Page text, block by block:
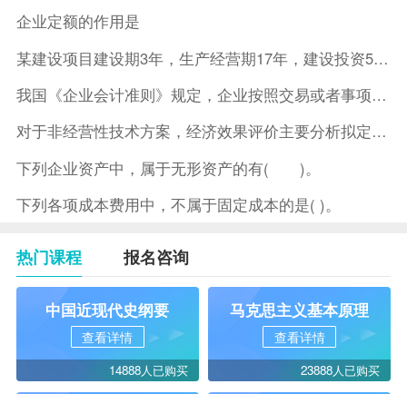
企业定额的作用是
某建设项目建设期3年，生产经营期17年，建设投资5500万元
我国《企业会计准则》规定，企业按照交易或者事项的经济特征确定
对于非经营性技术方案，经济效果评价主要分析拟定方案的( )。
下列企业资产中，属于无形资产的有( )。
下列各项成本费用中，不属于固定成本的是( )。
热门课程 报名咨询
中国近现代史纲要
查看详情
14888人已购买
马克思主义基本原理
查看详情
23888人已购买